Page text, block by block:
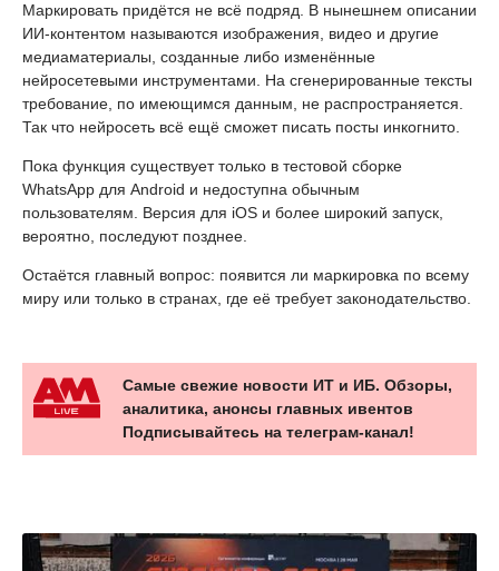
Маркировать придётся не всё подряд. В нынешнем описании
ИИ-контентом называются изображения, видео и другие
медиаматериалы, созданные либо изменённые
нейросетевыми инструментами. На сгенерированные тексты
требование, по имеющимся данным, не распространяется.
Так что нейросеть всё ещё сможет писать посты инкогнито.
Пока функция существует только в тестовой сборке
WhatsApp для Android и недоступна обычным
пользователям. Версия для iOS и более широкий запуск,
вероятно, последуют позднее.
Остаётся главный вопрос: появится ли маркировка по всему
миру или только в странах, где её требует законодательство.
Самые свежие новости ИТ и ИБ. Обзоры,
аналитика, анонсы главных ивентов
Подписывайтесь на телеграм-канал!